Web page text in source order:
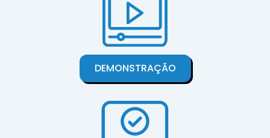
DEMONSTRAÇÃO